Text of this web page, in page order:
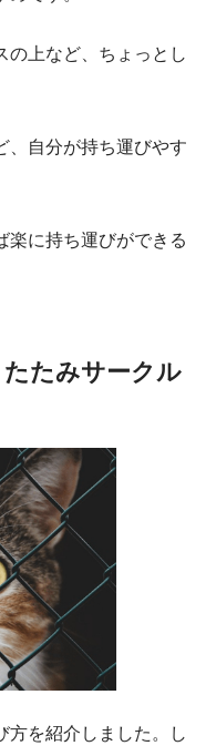
の上など、ちょっとし
、自分が持ち運びやす
楽に持ち運びができる
たみサークル
方を紹介しました。し